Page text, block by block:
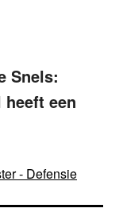
Snels:
een
- Defensie